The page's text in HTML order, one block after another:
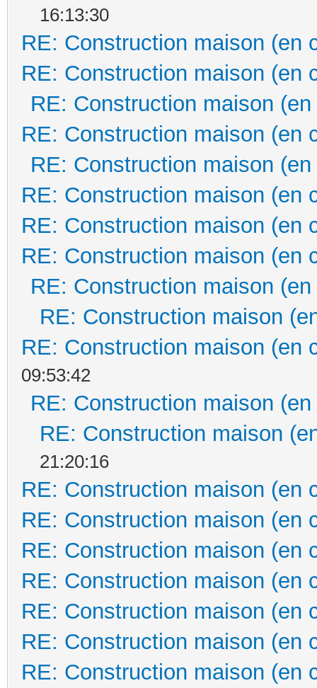
16:13:30
RE: Construction maison (en
RE: Construction maison (en
RE: Construction maison
RE: Construction maison (en
RE: Construction maison
RE: Construction maison (en
RE: Construction maison (en
RE: Construction maison (en
RE: Construction maison
RE: Construction maison
RE: Construction maison (en
09:53:42
RE: Construction maison
RE: Construction maison
21:20:16
RE: Construction maison (en
RE: Construction maison (en
RE: Construction maison (en
RE: Construction maison (en
RE: Construction maison (en
RE: Construction maison (en
RE: Construction maison (en